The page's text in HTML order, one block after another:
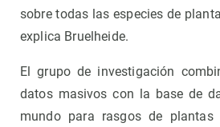
sobre todas las especies de
explica Bruelheide.
El grupo de investigación
datos masivos con la base de
mundo para rasgos de plantas